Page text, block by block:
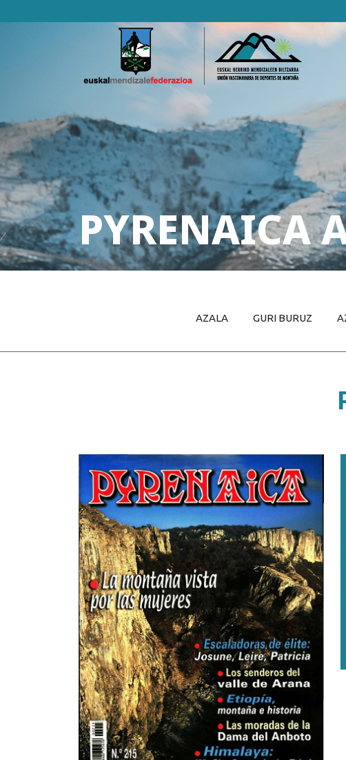
PYRENAICA
AZALA GURI BURUZ